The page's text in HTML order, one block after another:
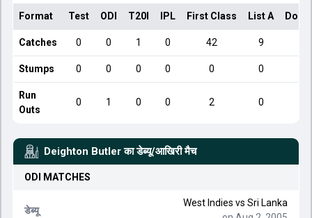
Format Test ODI T20I IPL First Class List A
Catches 0 0 1 0 42 9
Stumps 0 0 0 0 0 0
Run
Outs
0 1 0 0 2 0
Deighton Butler का डेब्यू/आखिरी मैच
ODI MATCHES
डेब्यू
West Indies vs Sri Lanka